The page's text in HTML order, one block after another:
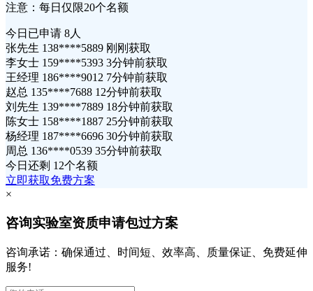
注意：每日仅限20个名额
今日已申请 8人
张先生 138****5889 刚刚获取
李女士 159****5393 3分钟前获取
王经理 186****9012 7分钟前获取
赵总 135****7688 12分钟前获取
刘先生 139****7889 18分钟前获取
陈女士 158****1887 25分钟前获取
杨经理 187****6696 30分钟前获取
周总 136****0539 35分钟前获取
今日还剩 12个名额
立即获取免费方案
×
咨询实验室资质申请包过方案
咨询承诺：确保通过、时间短、效率高、质量保证、免费延伸
服务!